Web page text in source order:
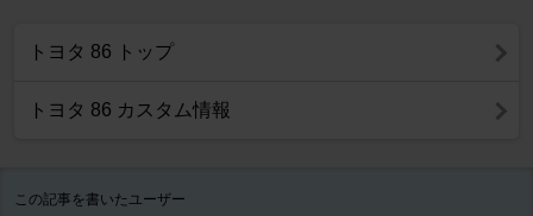
トヨタ 86 トップ
トヨタ 86 カスタム情報
この記事を書いたユーザー